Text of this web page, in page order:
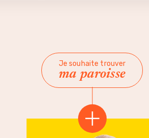
Je souhaite trouver
ma paroisse